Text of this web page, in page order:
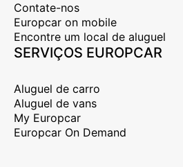
Contate-nos
Europcar on mobile
Encontre um local de aluguel
SERVIÇOS EUROPCAR
Aluguel de carro
Aluguel de vans
My Europcar
Europcar On Demand